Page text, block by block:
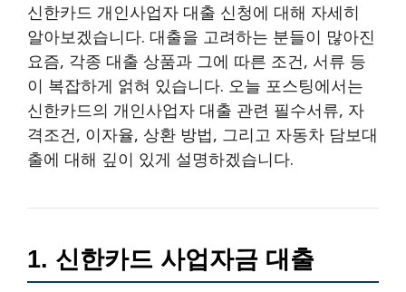
신한카드 개인사업자 대출 신청에 대해 자세히
알아보겠습니다. 대출을 고려하는 분들이 많아진
요즘, 각종 대출 상품과 그에 따른 조건, 서류 등
이 복잡하게 얽혀 있습니다. 오늘 포스팅에서는
신한카드의 개인사업자 대출 관련 필수서류, 자
격조건, 이자율, 상환 방법, 그리고 자동차 담보대
출에 대해 깊이 있게 설명하겠습니다.
1. 신한카드 사업자금 대출